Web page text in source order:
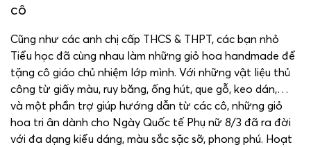
cô
Cũng như các anh chị cấp THCS & THPT, các bạn nhỏ
Tiểu học đã cùng nhau làm những giỏ hoa handmade để
tặng cô giáo chủ nhiệm lớp mình. Với những vật liệu thủ
công từ giấy màu, ruy băng, ống hút, que gỗ, keo dán,…
và một phần trợ giúp hướng dẫn từ các cô, những giỏ
hoa tri ân dành cho Ngày Quốc tế Phụ nữ 8/3 đã ra đời
với đa dạng kiểu dáng, màu sắc sặc sỡ, phong phú. Hoạt